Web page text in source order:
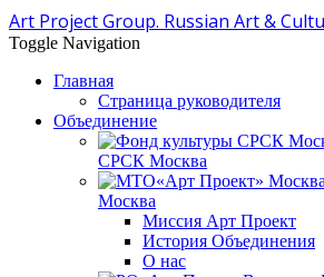
Art Project Group. Russian Art &
Toggle Navigation
Главная
Страница руководителя
Объединение
СРСК Москва
Москва
Миссия Арт Проект
История Объединения
О нас